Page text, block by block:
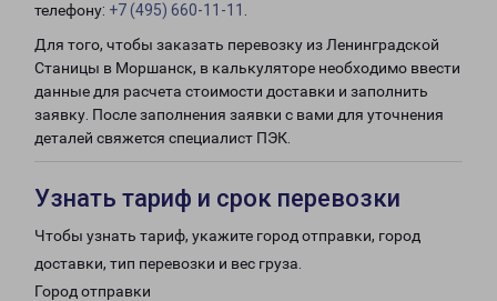
телефону: +7 (495) 660-11-11
Для того, чтобы заказать перевозку из Ленинградской
Станицы в Моршанск, в калькуляторе необходимо ввести
данные для расчета стоимости доставки и заполнить
заявку. После заполнения заявки с вами для уточнения
деталей свяжется специалист ПЭК.
Узнать тариф и срок перевозки
Чтобы узнать тариф, укажите город отправки, город
доставки, тип перевозки и вес груза.
Город отправки